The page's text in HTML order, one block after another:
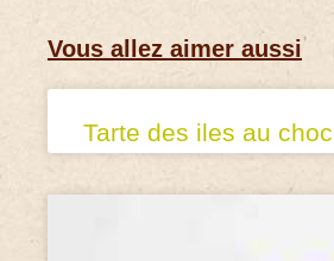
Vous allez aimer aussi
Tarte des iles au